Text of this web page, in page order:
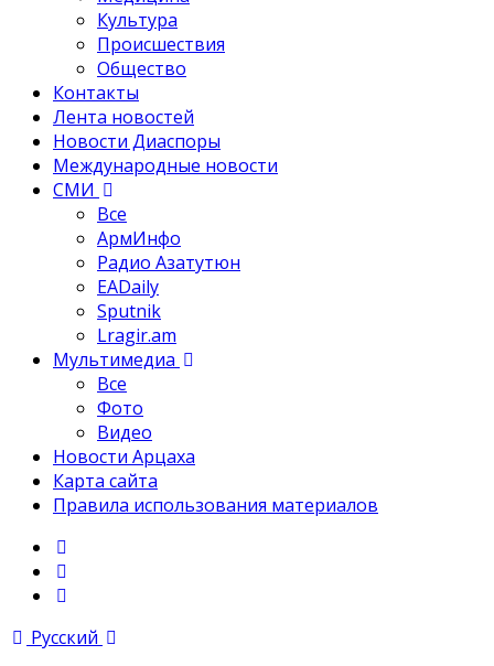
Культура
Происшествия
Общество
Контакты
Лента новостей
Новости Диаспоры
Международные новости
СМИ
Все
АрмИнфо
Радио Азатутюн
EADaily
Sputnik
Lragir.am
Мультимедиа
Все
Фото
Видео
Новости Арцаха
Карта сайта
Правила использования материалов
Русский